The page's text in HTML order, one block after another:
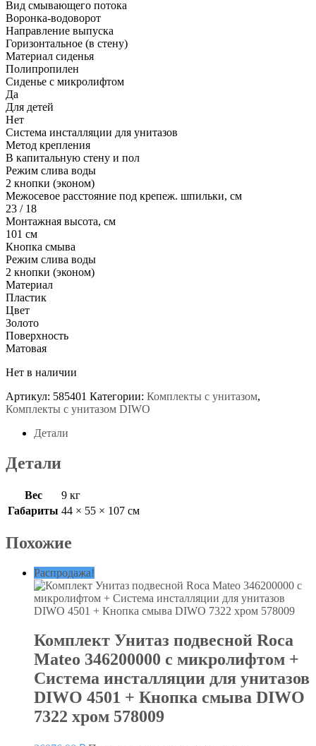
Вид смывающего потока
Воронка-водоворот
Направление выпуска
Горизонтальное (в стену)
Материал сиденья
Полипропилен
Сиденье с микролифтом
Да
Для детей
Нет
Система инсталляции для унитазов
Метод крепления
В капитальную стену и пол
Режим слива воды
2 кнопки (эконом)
Межосевое расстояние под крепеж. шпильки, см
23 / 18
Монтажная высота, см
101 см
Кнопка смыва
Режим слива воды
2 кнопки (эконом)
Материал
Пластик
Цвет
Золото
Поверхность
Матовая
Нет в наличии
Артикул: 585401 Категории: Комплекты с унитазом,
Комплекты с унитазом DIWO
Детали
Детали
Вес
9 кг
Габариты 44 × 55 × 107 см
Похожие
Распродажа!
Комплект Унитаз подвесной Roca
Mateo 346200000 с микролифтом +
Система инсталляции для унитазов
DIWO 4501 + Кнопка смыва DIWO
7322 хром 578009